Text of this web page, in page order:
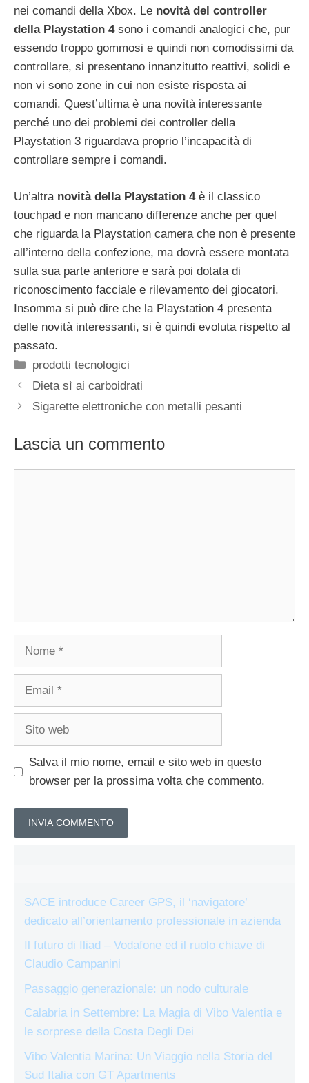
nei comandi della Xbox. Le novità del controller
della Playstation 4sono i comandi analogici che, pur
essendo troppo gommosi e quindi non comodissimi da
controllare, si presentano innanzitutto reattivi, solidi e
non vi sono zone in cui non esiste risposta ai
comandi. Quest’ultima è una novità interessante
perché uno dei problemi dei controller della
Playstation 3 riguardava proprio l’incapacità di
controllare sempre i comandi.
Un’altra novità della Playstation 4è il classico
touchpad e non mancano differenze anche per quel
che riguarda la Playstation camera che non è presente
all’interno della confezione, ma dovrà essere montata
sulla sua parte anteriore e sarà poi dotata di
riconoscimento facciale e rilevamento dei giocatori.
Insomma si può dire che la Playstation 4 presenta
delle novità interessanti, si è quindi evoluta rispetto al
passato.
Categorie
prodotti tecnologici
Dieta sì ai carboidrati
Sigarette elettroniche con metalli pesanti
Lascia un commento
Nome
Email
Sito
Salva il mio nome, email e sito web in questo
browser per la prossima volta che commento.
SACE introduce Career GPS, il ‘navigatore’
dedicato all’orientamento professionale in azienda
Il futuro di Iliad – Vodafone ed il ruolo chiave di
Claudio Campanini
Passaggio generazionale: un nodo culturale
Calabria in Settembre: La Magia di Vibo Valentia e
le sorprese della Costa Degli Dei
Vibo Valentia Marina: Un Viaggio nella Storia del
Sud Italia con GT Apartments